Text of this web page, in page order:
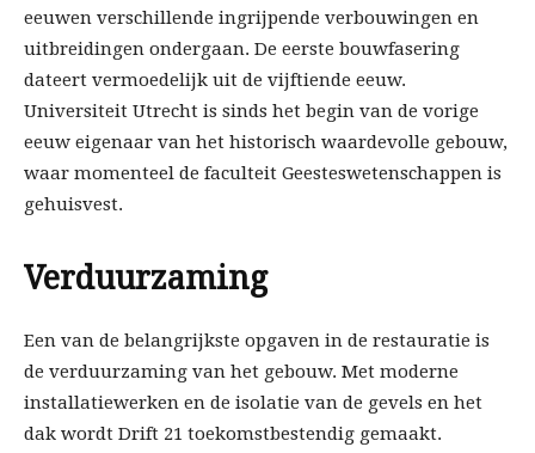
eeuwen verschillende ingrijpende verbouwingen en
uitbreidingen ondergaan. De eerste bouwfasering
dateert vermoedelijk uit de vijftiende eeuw.
Universiteit Utrecht is sinds het begin van de vorige
eeuw eigenaar van het historisch waardevolle gebouw,
waar momenteel de faculteit Geesteswetenschappen is
gehuisvest.
Verduurzaming
Een van de belangrijkste opgaven in de restauratie is
de verduurzaming van het gebouw. Met moderne
installatiewerken en de isolatie van de gevels en het
dak wordt Drift 21 toekomstbestendig gemaakt.